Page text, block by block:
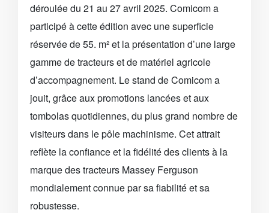
déroulée du 21 au 27 avril 2025. Comicom a
participé à cette édition avec une superficie
réservée de 55. m² et la présentation d’une large
gamme de tracteurs et de matériel agricole
d’accompagnement. Le stand de Comicom a
jouit, grâce aux promotions lancées et aux
tombolas quotidiennes, du plus grand nombre de
visiteurs dans le pôle machinisme. Cet attrait
reflète la confiance et la fidélité des clients à la
marque des tracteurs Massey Ferguson
mondialement connue par sa fiabilité et sa
robustesse.